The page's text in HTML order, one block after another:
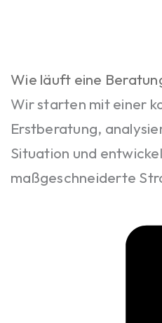
Wie läuft eine
Wir starten mit einer
Erstberatung,
Situation und
maßgeschneiderte